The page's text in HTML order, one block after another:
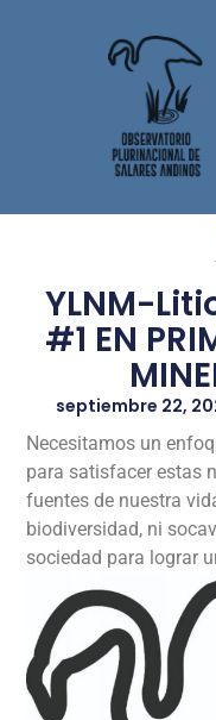
YLNM-
#1 EN
septiembre 22,
Necesitamos un
para satisfacer estas
fuentes de nuestra
biodiversidad, ni
sociedad para lograr